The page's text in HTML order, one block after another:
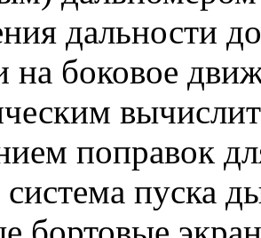
дальности
на боковое
поправок
пуска